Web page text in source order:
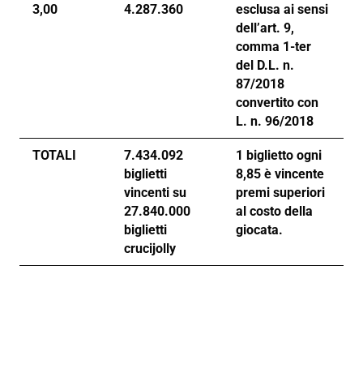
3,00 4.287.360
esclusa ai sensi
dell’art. 9,
comma 1-ter
del D.L. n.
87/2018
convertito con
L. n. 96/2018
TOTALI
7.434.092
biglietti
vincenti su
27.840.000
biglietti
crucijolly
1 biglietto ogni
8,85 è vincente
premi superiori
al costo della
giocata.